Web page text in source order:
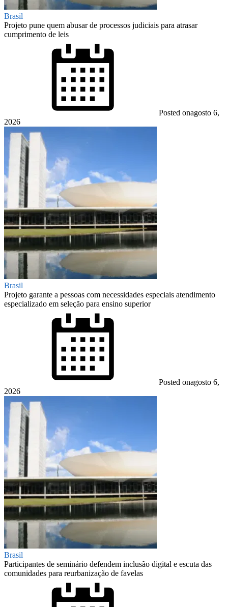
Brasil
Projeto pune quem abusar de processos judiciais para atrasar
cumprimento de leis
Posted onagosto 6,
2026
Brasil
Projeto garante a pessoas com necessidades especiais atendimento
especializado em seleção para ensino superior
Posted onagosto 6,
2026
Brasil
Participantes de seminário defendem inclusão digital e escuta das
comunidades para reurbanização de favelas